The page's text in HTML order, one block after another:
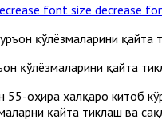
font size
қўлёзмаларини қайта
Қоҳира халқаро китоб
қайта тиклаш ва